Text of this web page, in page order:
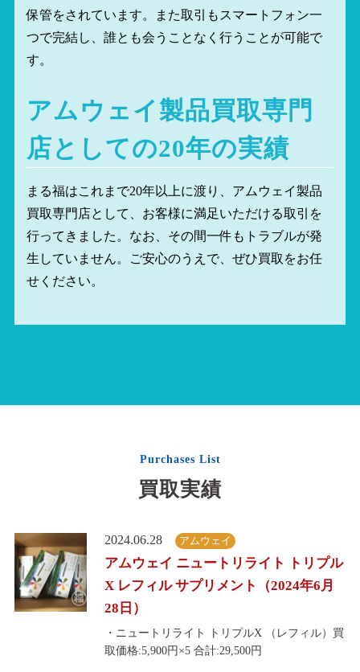
保管をされています。また取引もスマートフォン一
つで完結し、誰とも会うことなく行うことが可能で
す。
アムウェイ製品買取専門
店としての20年の実績
まる福はこれまで20年以上に渡り、アムウェイ製品
買取専門店として、お客様に満足いただける取引を
行ってきました。なお、その間一件もトラブルが発
生していません。ご安心のうえで、ぜひ買取をお任
せください。
Purchases List
買取実績
2024.06.28 アムウェイ
アムウェイ ニュートリライト トリプル
X レフィル サプリメント（2024年6月
28日）
・ニュートリライト トリプルX （レフィル）買
取価格:5,900円×5 合計:29,500円